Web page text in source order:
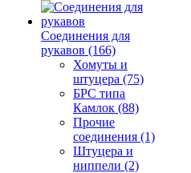
Соединения для
рукавов (166)
Хомуты и
штуцера (75)
БРС типа
Камлок (88)
Прочие
соединения (1)
Штуцера и
ниппели (2)